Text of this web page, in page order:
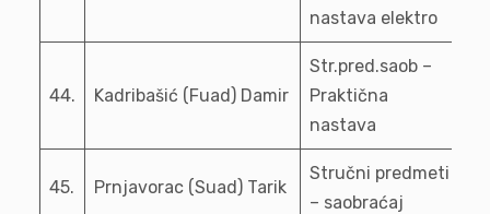
nastava elektro
44. Kadribašić (Fuad) Damir
Str.pred.saob –
Praktična
nastava
45. Prnjavorac (Suad) Tarik
Stručni predmeti
– saobraćaj